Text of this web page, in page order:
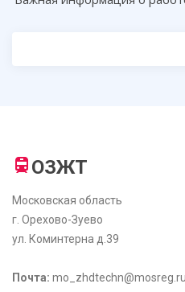
ОЗЖТ
Московская область
г. Орехово-Зуево
ул. Коминтерна д.39
Почта: mo_zhdtechn@mosreg.ru